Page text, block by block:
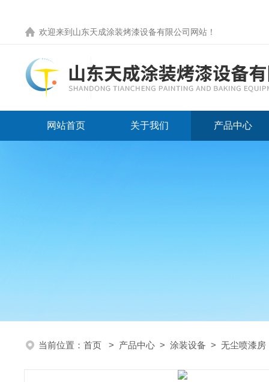
欢迎来到 山东天成涂装烤漆设备有限公司网站 ！
网站首页 关于我们 产品中心
当前位置： 首页 > 产品中心 > 涂装设备 > 无尘喷漆房